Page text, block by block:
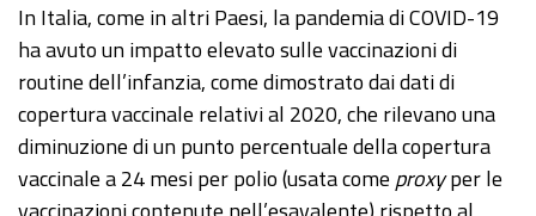
In Italia, come in altri Paesi, la pandemia di COVID-19
ha avuto un impatto elevato sulle vaccinazioni di
routine dell’infanzia, come dimostrato dai dati di
copertura vaccinale relativi al 2020, che rilevano una
diminuzione di un punto percentuale della copertura
vaccinale a 24 mesi per polio (usata come proxyper le